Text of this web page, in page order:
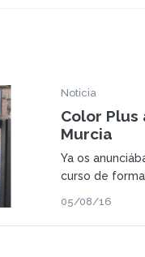
Noticia
Color Plus
Murcia
Ya os
curso de
tienda en la
05/08/16